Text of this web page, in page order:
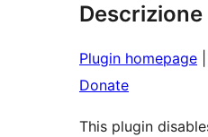
Descrizione
Plugin homepage
Donate
This plugin